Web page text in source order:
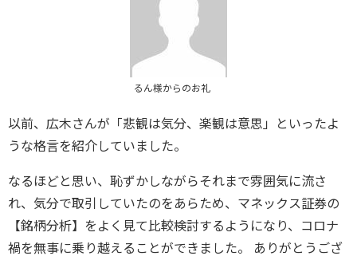
るん様からのお礼
以前、広木さんが「悲観は気分、楽観は意思」といったよ
うな格言を紹介していました。
なるほどと思い、恥ずかしながらそれまで雰囲気に流さ
れ、気分で取引していたのをあらため、マネックス証券の
【銘柄分析】をよく見て比較検討するようになり、コロナ
禍を無事に乗り越えることができました。 ありがとうござ